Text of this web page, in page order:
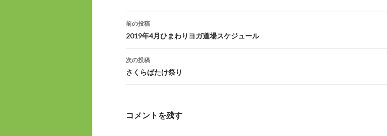
投
稿
ナ
ゲ
前の投稿
2019年4月ひまわりヨガ道場スケジュール
次の投稿
さくらばたけ祭り
コメントを残す